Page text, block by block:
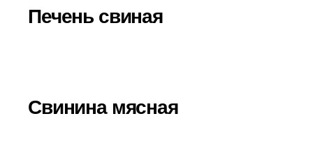
Печень свиная
Свинина мясная